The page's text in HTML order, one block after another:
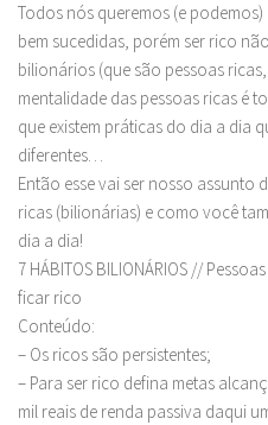
Todos nós queremos (e
bem sucedidas, porém ser rico
bilionários (que são pessoas ricas,
mentalidade das pessoas ricas é
que existem práticas do dia a dia
diferentes…
Então esse vai ser nosso assunto
ricas (bilionárias) e como você
dia a dia!
7 HÁBITOS BILIONÁRIOS //
ficar rico
Conteúdo:
– Os ricos são persistentes;
– Para ser rico defina metas
mil reais de renda passiva daqui